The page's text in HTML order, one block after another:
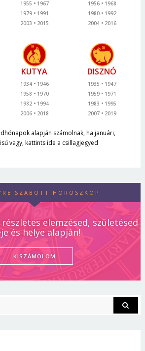
1955
1967
1979
1991
2003
2015
1956
1968
1980
1992
2004
2016
KUTYA
1934
1946
1958
1970
1982
1994
2006
2018
DISZNÓ
1935
1947
1959
1971
1983
1995
2007
2019
alapján számolnak, ha januári,
vagy, kattints ide a csillagjegyed
SZABOTT HOROSZKÓP
elemzésed, születésed
és helye alapján!
KISZÁMOLOM